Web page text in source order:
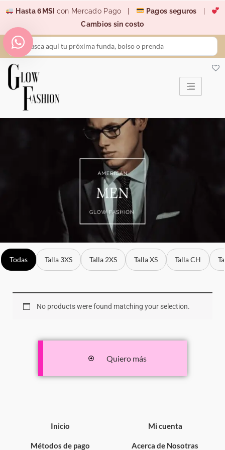
contenido
Hasta 6MSI con Mercado Pago | Pagos seguros
Cambios sin costo
Search
...
Todas Talla 3XS Talla 2XS Talla XS Talla CH
No products were found matching your selection.
Quiero más
Inicio
Métodos de pago
Mi cuenta
Acerca de Nosotras